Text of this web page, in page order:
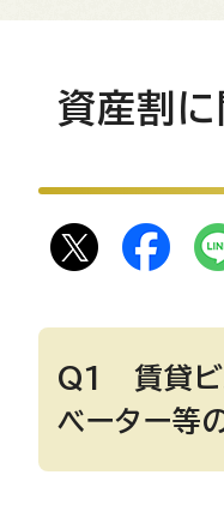
資産割に
Q1 賃貸ビ
ベーター等